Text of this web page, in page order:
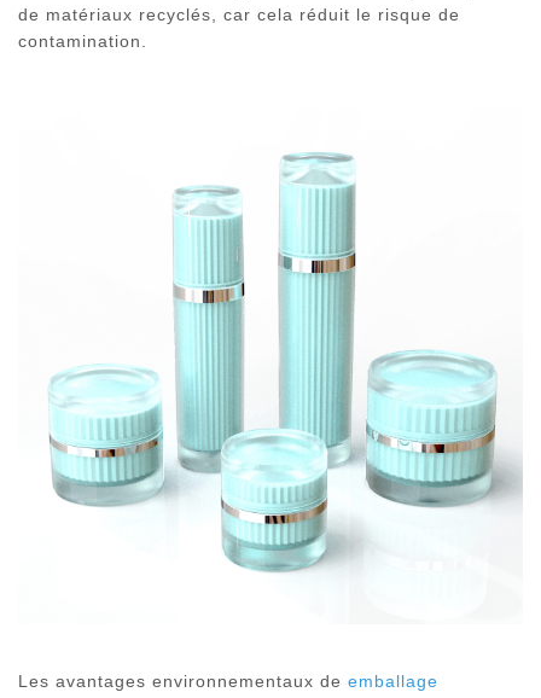
de matériaux recyclés, car cela réduit le risque de
contamination.
Les avantages environnementaux de emballage